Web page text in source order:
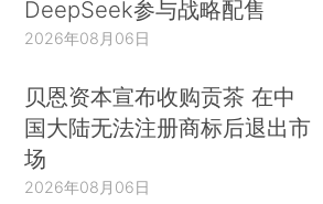
DeepSeek参与战略配售
2026年08月06日
贝恩资本宣布收购贡茶 在中
国大陆无法注册商标后退出市
场
2026年08月06日